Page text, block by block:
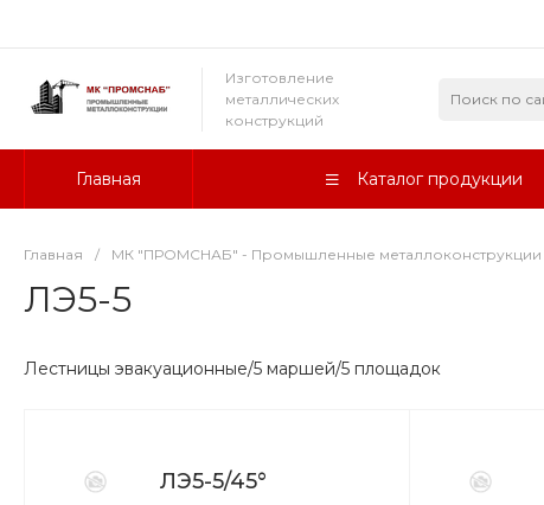
Изготовление
металлических
конструкций
Главная Каталог продукции
Главная / МК "ПРОМСНАБ" - Промышленные металлоконструкции
ЛЭ5-5
Лестницы эвакуационные/5 маршей/5 площадок
ЛЭ5-5/45°